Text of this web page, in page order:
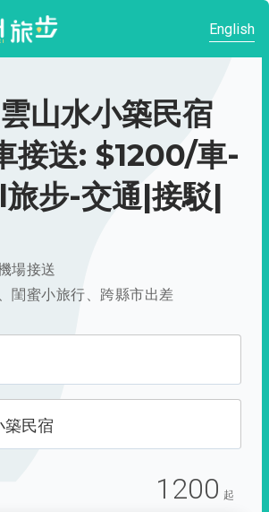
English
山水小築民宿
接送: $1200/車-
步-交通|接駁|
場接送
閨蜜小旅行、跨縣市出差
築民宿
1200 起